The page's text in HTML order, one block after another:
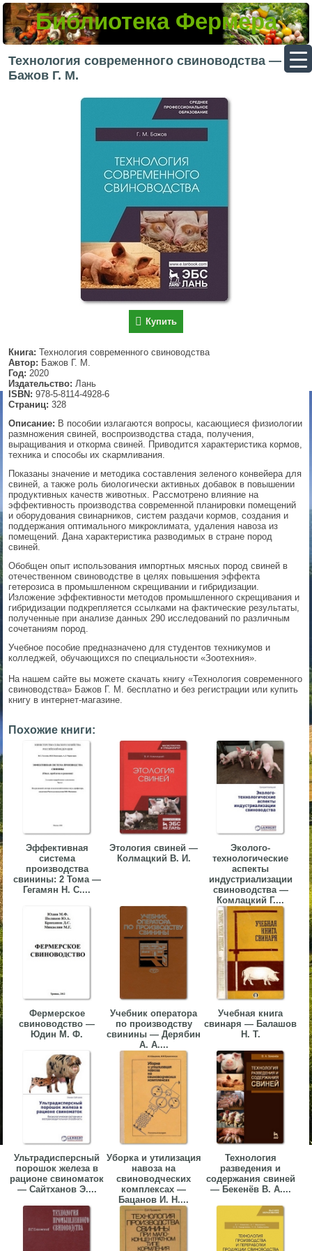
Библиотека Фермера
Технология современного свиноводства —
Бажов Г. М.
Купить
Книга: Технология современного свиноводства
Автор: Бажов Г. М.
Год: 2020
Издательство: Лань
ISBN: 978-5-8114-4928-6
Страниц: 328
Описание: В пособии излагаются вопросы, касающиеся физиологии
размножения свиней, воспроизводства стада, получения,
выращивания и откорма свиней. Приводится характеристика кормов,
техника и способы их скармливания.
Показаны значение и методика составления зеленого конвейера для
свиней, а также роль биологически активных добавок в повышении
продуктивных качеств животных. Рассмотрено влияние на
эффективность производства современной планировки помещений
и оборудования свинарников, систем раздачи кормов, создания и
поддержания оптимального микроклимата, удаления навоза из
помещений. Дана характеристика разводимых в стране пород
свиней.
Обобщен опыт использования импортных мясных пород свиней в
отечественном свиноводстве в целях повышения эффекта
гетерозиса в промышленном скрещивании и гибридизации.
Изложение эффективности методов промышленного скрещивания и
гибридизации подкрепляется ссылками на фактические результаты,
полученные при анализе данных 290 исследований по различным
сочетаниям пород.
Учебное пособие предназначено для студентов техникумов и
колледжей, обучающихся по специальности «Зоотехния».
На нашем сайте вы можете скачать книгу «Технология современного
свиноводства» Бажов Г. М. бесплатно и без регистрации или купить
книгу в интернет-магазине.
Похожие книги:
Эффективная
система
производства
свинины: 2 Тома —
Гегамян Н. С....
Этология свиней —
Колмацкий В. И.
Эколого-
технологические
аспекты
индустриализации
свиноводства —
Комлацкий Г....
Фермерское
свиноводство —
Юдин М. Ф.
Учебник оператора
по производству
свинины — Дерябин
А. А....
Учебная книга
свинаря — Балашов
Н. Т.
Ультрадисперсный
порошок железа в
рационе свиноматок
— Сайтханов Э....
Уборка и утилизация
навоза на
свиноводческих
комплексах —
Бацанов И. Н....
Технология
разведения и
содержания свиней
— Бекенёв В. А....
▼
▼
▼
▼